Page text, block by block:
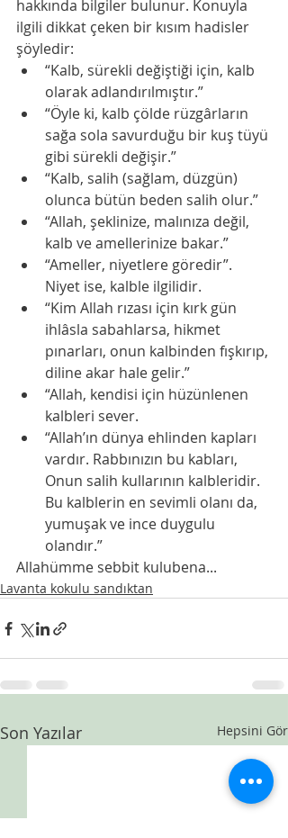
hakkında bilgiler bulunur. Konuyla
ilgili dikkat çeken bir kısım hadisler
şöyledir:
“Kalb, sürekli değiştiği için, kalb
olarak adlandırılmıştır.”
“Öyle ki, kalb çölde rüzgârların
sağa sola savurduğu bir kuş tüyü
gibi sürekli değişir.”
“Kalb, salih (sağlam, düzgün)
olunca bütün beden salih olur.”
“Allah, şeklinize, malınıza değil,
kalb ve amellerinize bakar.”
“Ameller, niyetlere göredir”.
Niyet ise, kalble ilgilidir.
“Kim Allah rızası için kırk gün
ihlâsla sabahlarsa, hikmet
pınarları, onun kalbinden fışkırıp,
diline akar hale gelir.”
“Allah, kendisi için hüzünlenen
kalbleri sever.
“Allah’ın dünya ehlinden kapları
vardır. Rabbınızın bu kabları,
Onun salih kullarının kalbleridir.
Bu kalblerin en sevimli olanı da,
yumuşak ve ince duygulu
olandır.”
Allahümme sebbit kulubena...
Lavanta kokulu sandıktan
Son Yazılar Hepsini Gör